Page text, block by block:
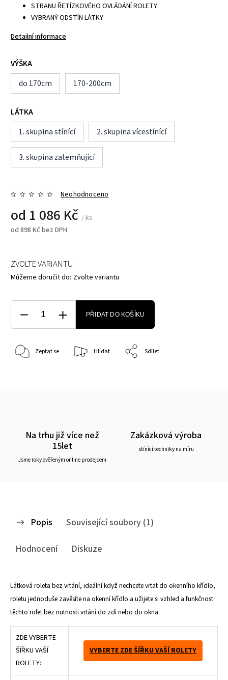
STRANU ŘETÍZKOVÉHO OVLÁDÁNÍ ROLETY
VYBRANÝ ODSTÍN LÁTKY
Detailní informace
VÝŠKA
do 170cm
170-200cm
LÁTKA
1. skupina stínící
2. skupina vícestínící
3. skupina zatemňující
Neohodnoceno
od 1 086 Kč / ks
od 898 Kč bez DPH
ZVOLTE VARIANTU
Můžeme doručit do: Zvolte variantu
PŘIDAT DO KOŠÍKU
Zeptat se Hlídat Sdílet
Na trhu již více než
15let
Jsme roky ověřeným online prodejcem
Zakázková výroba
stínící techniky na míru
Popis
Související soubory (1)
Hodnocení
Diskuze
Látková roleta bez vrtání, ideální když nechcete vrtat do okenního křídlo,
roletu jednoduše zavěsíte na okenní křídlo a užijete si vzhled a funkčnost
těchto rolet bez nutnosti vrtání do zdi nebo do okna.
ZDE VYBERTE
ŠÍŘKU VAŠÍ
ROLETY:
VYBERTE ZDE ŠÍŘKU VAŠÍ ROLETY